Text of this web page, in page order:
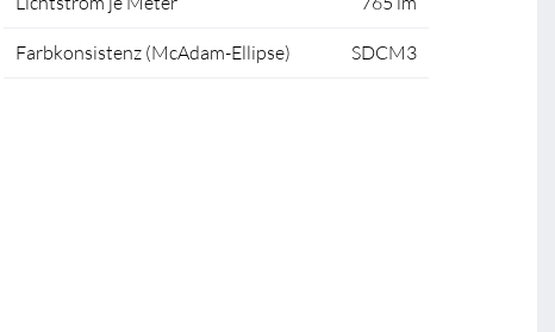
Farbkonsistenz (McAdam-Ellipse) SDCM3